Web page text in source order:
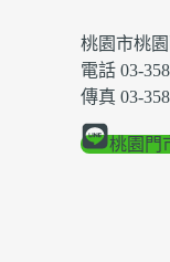
桃園市桃
電話 03-
傳真 03-
桃園門